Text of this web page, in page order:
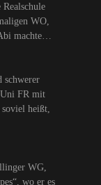
WO,
machte…
schwerer
Uni FR mit
heißt,
WG,
wo er es